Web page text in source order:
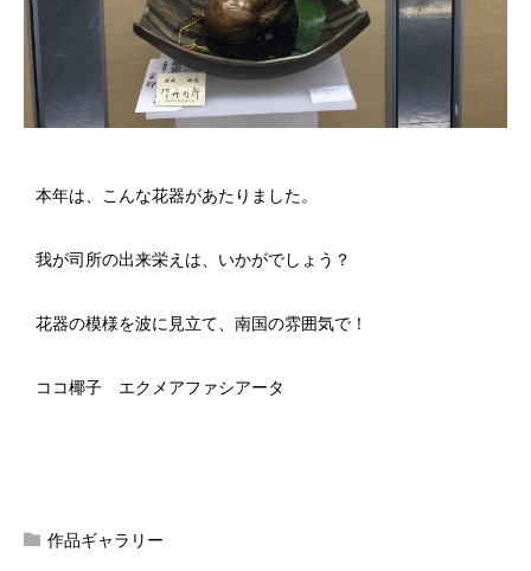
本年は、こんな花器があたりました。
我が司所の出来栄えは、いかがでしょう？
花器の模様を波に見立て、南国の雰囲気で！
ココ椰子 エクメアファシアータ
作品ギャラリー